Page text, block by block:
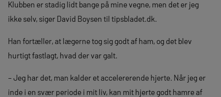
Klubben er stadig lidt bange på mine vegne, men det er jeg
ikke selv, siger David Boysen til tipsbladet.dk.
Han fortæller, at lægerne tog sig godt af ham, og det blev
hurtigt fastlagt, hvad der var galt.
– Jeg har det, man kalder et accelererende hjerte. Når jeg er
inde i en svær periode i mit liv, kan mit hjerte godt hamre af